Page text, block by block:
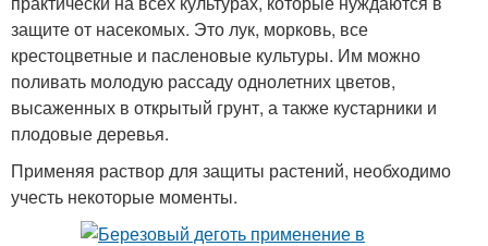
защите от насекомых. Это лук, морковь, все
крестоцветные и пасленовые культуры. Им можно
поливать молодую рассаду однолетних цветов,
высаженных в открытый грунт, а также кустарники и
плодовые деревья.
Применяя раствор для защиты растений, необходимо
учесть некоторые моменты.